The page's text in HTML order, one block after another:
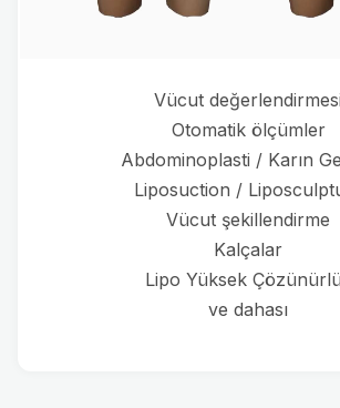
Vücut değerlendirmesi
Otomatik ölçümler
Abdominoplasti / Karın
Liposuction /
Vücut şekillendirme
Kalçalar
Lipo Yüksek
ve dahası